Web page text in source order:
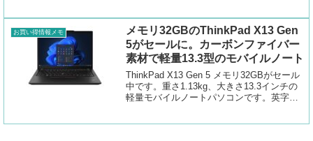
お買い得情報メモ
メモリ32GBのThinkPad X13 Gen
5がセールに。カーボンファイバー
素材で軽量13.3型のモバイルノート
ThinkPad X13 Gen 5 メモリ32GBがセール
中です。重さ1.13kg、大きさ13.3インチの
軽量モバイルノートパソコンです。英字配